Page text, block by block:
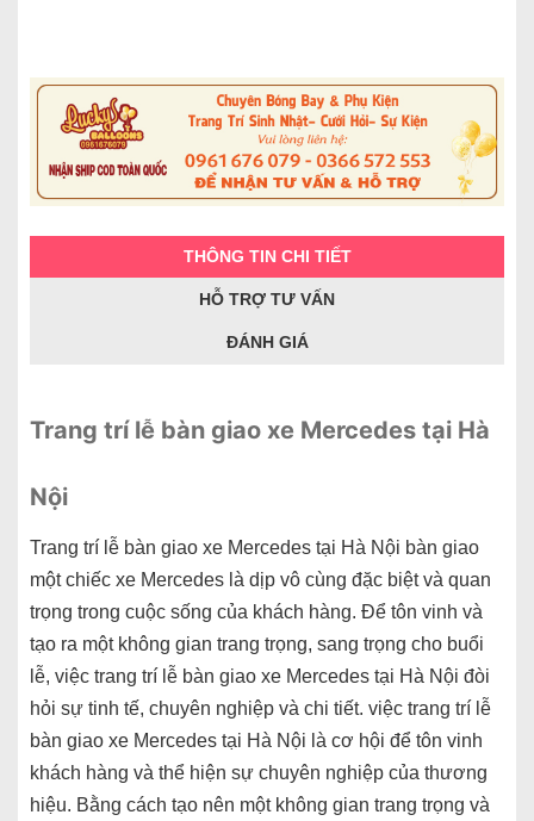
THÔNG TIN CHI TIẾT
HỖ TRỢ TƯ VẤN
ĐÁNH GIÁ
Trang trí lễ bàn giao xe Mercedes tại Hà
Nội
Trang trí lễ bàn giao xe Mercedes tại Hà Nội bàn giao
một chiếc xe Mercedes là dịp vô cùng đặc biệt và quan
trọng trong cuộc sống của khách hàng. Để tôn vinh và
tạo ra một không gian trang trọng, sang trọng cho buổi
lễ, việc trang trí lễ bàn giao xe Mercedes tại Hà Nội đòi
hỏi sự tinh tế, chuyên nghiệp và chi tiết. việc trang trí lễ
bàn giao xe Mercedes tại Hà Nội là cơ hội để tôn vinh
khách hàng và thể hiện sự chuyên nghiệp của thương
hiệu. Bằng cách tạo nên một không gian trang trọng và